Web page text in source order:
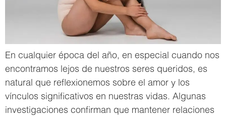
En cualquier época del año, en especial cuando nos
encontramos lejos de nuestros seres queridos, es
natural que reflexionemos sobre el amor y los
vínculos significativos en nuestras vidas. Algunas
investigaciones confirman que mantener relaciones